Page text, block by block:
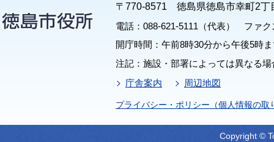
〒770-8571 徳島県徳島市幸町2丁
電話：088-621-5111（代表） ファク
開庁時間：午前8時30分から午後5時
注記：施設・部署によっては異なる
庁舎案内
周辺地図
プライバシー・ポリシー（個人情報の取
Copyright ©